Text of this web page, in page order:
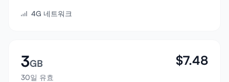
로그인4G 네트워크
3GB
30일 유효
$7.48